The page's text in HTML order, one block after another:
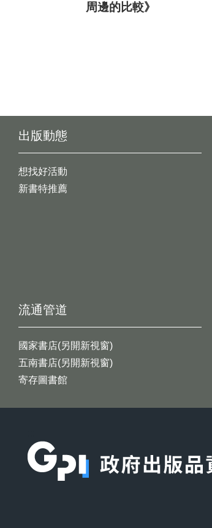
周邊的比較》
出版動態
想找好活動
新書特推薦
流通管道
國家書店(另開新視窗)
五南書店(另開新視窗)
寄存圖書館